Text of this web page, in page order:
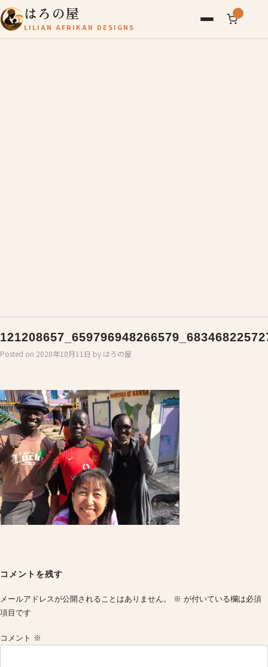
はろの屋
LILIAN AFRIKAN DESIGNS
Posted on 2020年10月11日 by はろの屋
navigation
コメントを残す
メールアドレスが公開されることはありません。 ※ が付いている欄は必須
項目です
コメント ※